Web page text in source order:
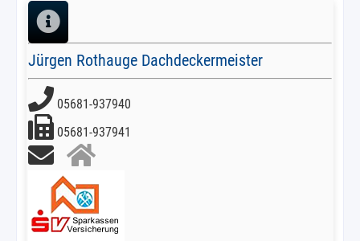
Jürgen Rothauge Dachdeckermeister
05681-937940
05681-937941